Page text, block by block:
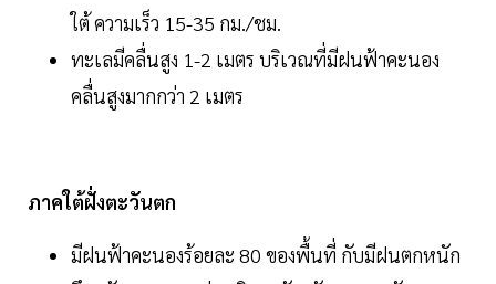
ใต้ ความเร็ว 15-35 กม./ชม.
ทะเลมีคลื่นสูง 1-2 เมตร บริเวณที่มีฝนฟ้าคะนอง
คลื่นสูงมากกว่า 2 เมตร
ภาคใต้ฝั่งตะวันตก
มีฝนฟ้าคะนองร้อยละ 80 ของพื้นที่ กับมีฝนตกหนัก